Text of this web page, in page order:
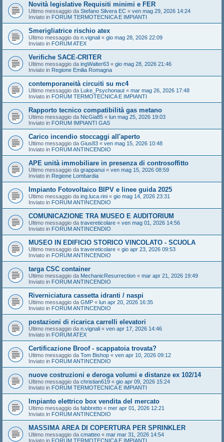
Novità legislative Requisiti minimi e FER
Ultimo messaggio da Stefano Silvera EC « ven mag 29, 2026 14:24
Inviato in FORUM TERMOTECNICA E IMPIANTI
Smerigliatrice rischio atex
Ultimo messaggio da n.vignali « gio mag 28, 2026 22:09
Inviato in FORUM ATEX
Verifiche SACE-CRITER
Ultimo messaggio da ingWalter63 « gio mag 28, 2026 21:46
Inviato in Regione Emilia Romagna
contemporaneità circuiti su mc4
Ultimo messaggio da Luke_Psychonaut « mar mag 26, 2026 17:48
Inviato in FORUM TERMOTECNICA E IMPIANTI
Rapporto tecnico compatibilità gas metano
Ultimo messaggio da NicGia85 « lun mag 25, 2026 19:03
Inviato in FORUM IMPIANTI GAS
Carico incendio stoccaggi all'aperto
Ultimo messaggio da Gius83 « ven mag 15, 2026 10:48
Inviato in FORUM ANTINCENDIO
APE unità immobiliare in presenza di controsoffitto
Ultimo messaggio da grappanui « ven mag 15, 2026 08:59
Inviato in Regione Lombardia
Impianto Fotovoltaico BIPV e linee guida 2025
Ultimo messaggio da ing.luca.rini « gio mag 14, 2026 23:31
Inviato in FORUM ANTINCENDIO
COMUNICAZIONE TRA MUSEO E AUDITORIUM
Ultimo messaggio da travereticolare « ven mag 01, 2026 14:56
Inviato in FORUM ANTINCENDIO
MUSEO IN EDIFICIO STORICO VINCOLATO - SCUOLA
Ultimo messaggio da travereticolare « gio apr 23, 2026 09:53
Inviato in FORUM ANTINCENDIO
targa CSC container
Ultimo messaggio da MechanicResurrection « mar apr 21, 2026 19:49
Inviato in FORUM ANTINCENDIO
Riverniciatura cassetta idranti / naspi
Ultimo messaggio da GMP « lun apr 20, 2026 16:35
Inviato in FORUM ANTINCENDIO
postazioni di ricarica carrelli elevatori
Ultimo messaggio da n.vignali « ven apr 17, 2026 14:46
Inviato in FORUM ATEX
Certificazione Broof - scappatoia trovata?
Ultimo messaggio da Tom Bishop « ven apr 10, 2026 09:12
Inviato in FORUM ANTINCENDIO
nuove costruzioni e deroga volumi e distanze ex 102/14
Ultimo messaggio da christian619 « gio apr 09, 2026 15:24
Inviato in FORUM TERMOTECNICA E IMPIANTI
Impianto elettrico box vendita del mercato
Ultimo messaggio da fabbretto « mer apr 01, 2026 12:21
Inviato in FORUM ANTINCENDIO
MASSIMA AREA DI COPERTURA PER SPRINKLER
Ultimo messaggio da cmatteo « mar mar 31, 2026 14:54
Inviato in FORUM TERMOTECNICA E IMPIANTI